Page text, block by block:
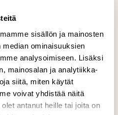
sisällön ja mainosten
ominaisuuksien
analysoimiseen. Lisäksi
mainosalan ja analytiikka-
siitä, miten käytät
voivat yhdistää näitä
antanut heille tai joita on